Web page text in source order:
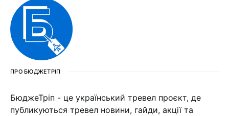
ПРО БЮДЖЕТРІП
БюджеТріп - це український тревел проєкт, де
публикуються тревел новини, гайди, акції та